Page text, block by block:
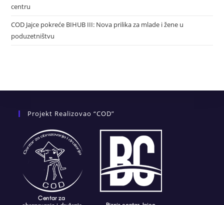
centru
COD Jajce pokreće BIHUB III: Nova prilika za mlade i žene u
poduzetništvu
Projekt Realizovao “COD”